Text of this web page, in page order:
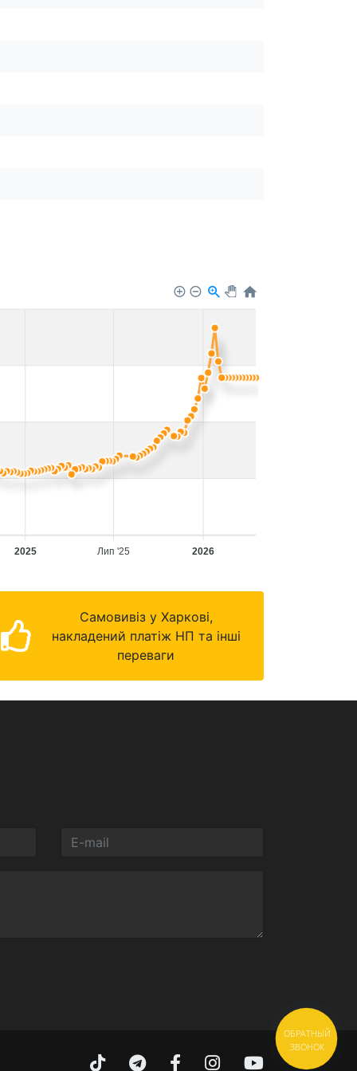
2025 Лип '25 2026
Самовивіз у Харкові,
накладений платіж НП та інші
переваги
ОБРАТНЫЙ
ЗВОНОК